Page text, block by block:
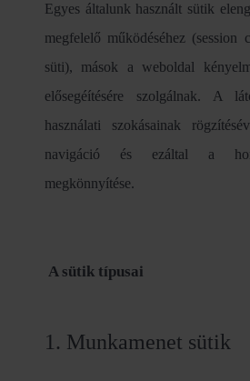
Egyes általunk használt sütik
megfelelő működéséhez (session
süti), mások a weboldal
elősegéítésére szolgálnak. A
használati szokásainak
navigáció és ezáltal a
megkönnyítése.
A sütik típusai
1. Munkamenet sütik